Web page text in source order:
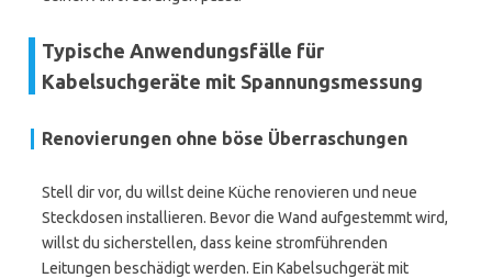
Typische Anwendungsfälle für
Kabelsuchgeräte mit Spannungsmessung
Renovierungen ohne böse Überraschungen
Stell dir vor, du willst deine Küche renovieren und neue
Steckdosen installieren. Bevor die Wand aufgestemmt wird,
willst du sicherstellen, dass keine stromführenden
Leitungen beschädigt werden. Ein Kabelsuchgerät mit